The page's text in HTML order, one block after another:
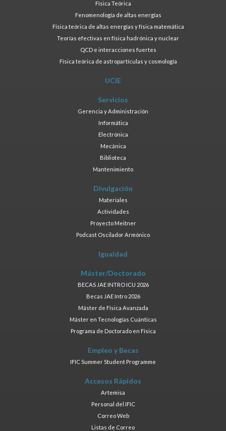
Física Teórica
Fenomenología de altas energías
Física teórica de altas energías y física matemática
Teorías efectivas en física hadrónica y nuclear
QCD e interacciones fuertes
Física teórica de astropartículas y cosmología
UCIE
Servicios
Gerencia y Administración
Informática
Electrónica
Mecánica
Biblioteca
Mantenimiento
Divulgación
Materiales
Actividades
Proyecto Meitner
Podcast Oscilador Armónico
Igualdad
Máster/Doctorado
BECAS JAE INTRO ICU 2026
Becas JAE Intro 2026
Máster de Física Avanzada
Máster en Tecnologías Cuánticas
Programa de Doctorado en Física
Empleo y Becas
IFIC Summer Student Programme
Accesos Rápidos
Artemisa
Personal del IFIC
Correo Web
Listas de Correo